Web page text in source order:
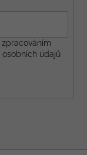
zpracováním
údajů